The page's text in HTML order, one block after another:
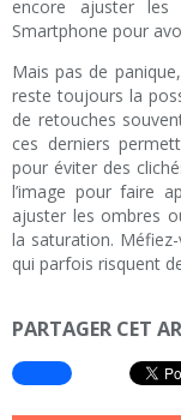
encore ajuster les
Smartphone pour
Mais pas de
reste toujours la
de retouches
ces derniers
pour éviter des
l’image pour faire
ajuster les ombres
la saturation.
qui parfois risquent
PARTAGER CET